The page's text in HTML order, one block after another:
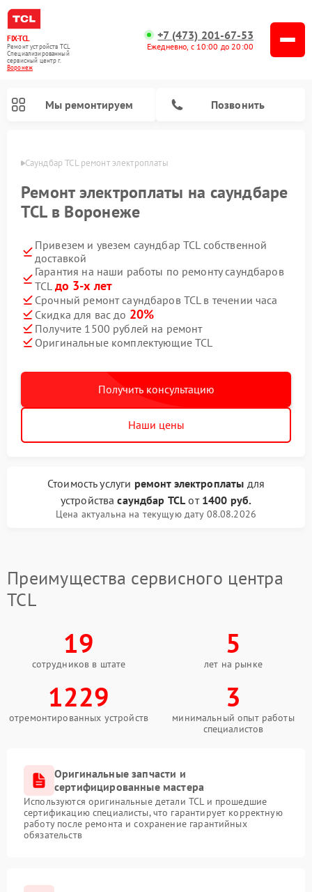
FIX-TCL
Ремонт устройств TCL
Специализированный
cервисный центр г.
Воронеж
+7 (473) 201-67-53
Ежедневно, с 10:00 до 20:00
Мы ремонтируем Позвонить
Саундбар TCL ремонт электроплаты
Ремонт электроплаты на саундбаре
TCL в Воронеже
Привезем и увезем саундбар TCL собственной
доставкой
Гарантия на наши работы по ремонту саундбаров
TCL до 3-х лет
Срочный ремонт саундбаров TCL в течении часа
Скидка для вас до 20%
Получите 1500 рублей на ремонт
Оригинальные комплектующие TCL
Получить консультацию
Наши цены
Стоимость услуги ремонт электроплаты для
устройствасаундбар TCL от 1400 руб.
Цена актуальна на текущую дату 08.08.2026
Преимущества сервисного центра
TCL
19
сотрудников в штате
5
лет на рынке
1229
отремонтированных устройств
3
минимальный опыт работы
специалистов
Оригинальные запчасти и
сертифицированные мастера
Используются оригинальные детали TCL и прошедшие
сертификацию специалисты, что гарантирует корректную
работу после ремонта и сохранение гарантийных
обязательств